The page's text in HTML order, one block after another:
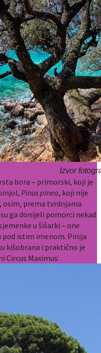
Izvor
bora – primorski, koji je
Pinuspinea, koji nije
prema tvrdnjama
ga donijeli pomorci nekad
u šišarki – one
pod istim imenom. Pinija
kišobrana i praktično je
Circus Maximus: